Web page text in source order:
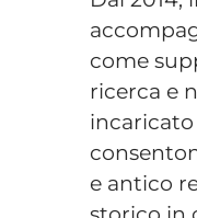
come
ricerca e
e antico